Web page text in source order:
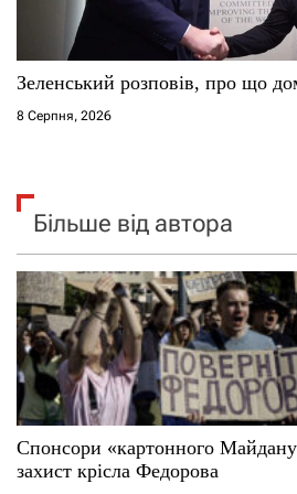
Зеленський розповів, про що
8 Серпня, 2026
Більше від автора
Спонсори «картонного
захист крісла Федорова